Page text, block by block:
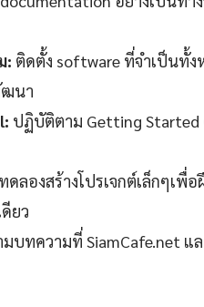
: ติดตั้ง software ที่จำเป็นทั้ง
ฒนา
ปฏิบัติตาม Getting
ทดลองสร้างโปรเจกต์เล็กๆเพื่
ยว
บทความที่ SiamCafe.net แ